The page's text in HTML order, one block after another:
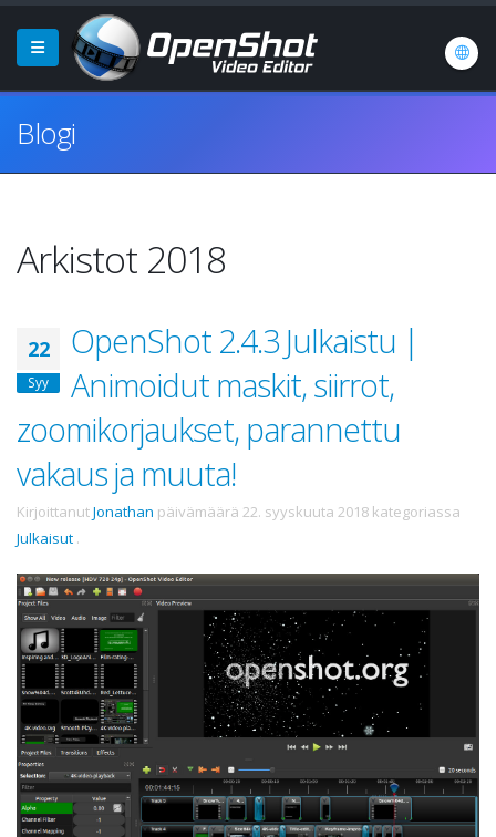
Blogi
Arkistot 2018
22
Syy
OpenShot 2.4.3 Julkaistu |
Animoidut maskit, siirrot,
zoomikorjaukset, parannettu
vakaus ja muuta!
KirjoittanutJonathan päivämäärä 22. syyskuuta 2018 kategoriassa
Julkaisut .